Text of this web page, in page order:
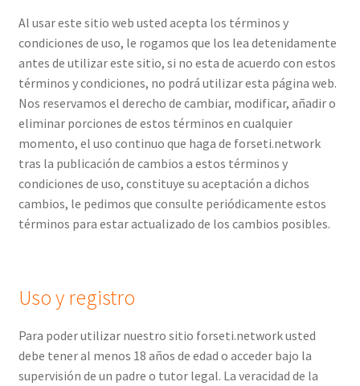
Al usar este sitio web usted acepta los términos y
condiciones de uso, le rogamos que los lea detenidamente
antes de utilizar este sitio, si no esta de acuerdo con estos
términos y condiciones, no podrá utilizar esta página web.
Nos reservamos el derecho de cambiar, modificar, añadir o
eliminar porciones de estos términos en cualquier
momento, el uso continuo que haga de forseti.network
tras la publicación de cambios a estos términos y
condiciones de uso, constituye su aceptación a dichos
cambios, le pedimos que consulte periódicamente estos
términos para estar actualizado de los cambios posibles.
Uso y registro
Para poder utilizar nuestro sitio forseti.network usted
debe tener al menos 18 años de edad o acceder bajo la
supervisión de un padre o tutor legal. La veracidad de la